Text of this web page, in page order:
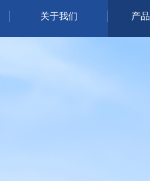
关于我们 产